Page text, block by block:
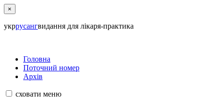
×
укррусангвидання для лікаря-практика
Головна
Поточний номер
Архів
сховати меню